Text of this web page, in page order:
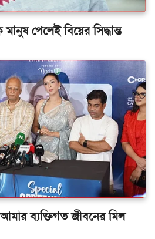
পেলেই বিয়ের সিদ্ধান্ত
ব্যক্তিগত জীবনের মিল